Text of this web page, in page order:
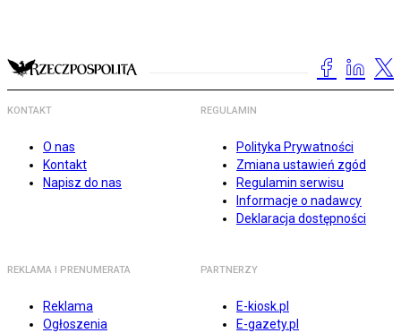
KONTAKT
O nas
Kontakt
Napisz do nas
REGULAMIN
Polityka Prywatności
Zmiana ustawień zgód
Regulamin serwisu
Informacje o nadawcy
Deklaracja dostępności
REKLAMA I PRENUMERATA
Reklama
Ogłoszenia
PARTNERZY
E-kiosk.pl
E-gazety.pl